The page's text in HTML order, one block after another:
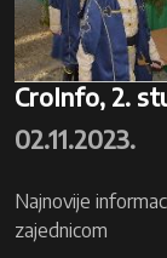
CroInfo, 2.
02.11.2023.
Najnovije
zajednicom